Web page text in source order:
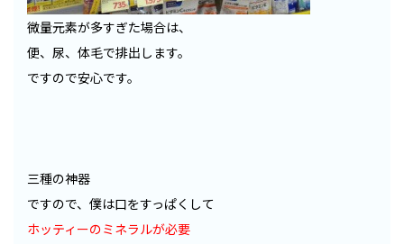
微量元素が多すぎた場合は、
便、尿、体毛で排出します。
ですので安心です。
三種の神器
ですので、僕は口をすっぱくして
ホッティーのミネラルが必要